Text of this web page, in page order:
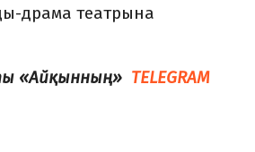
драма театрына
«Айқынның» TELEGRAM